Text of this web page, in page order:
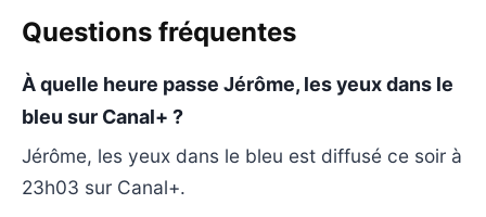
Questions fréquentes
À quelle heure passe Jérôme, les yeux dans le
bleu sur Canal+ ?
Jérôme, les yeux dans le bleu est diffusé ce soir à
23h03 sur Canal+.